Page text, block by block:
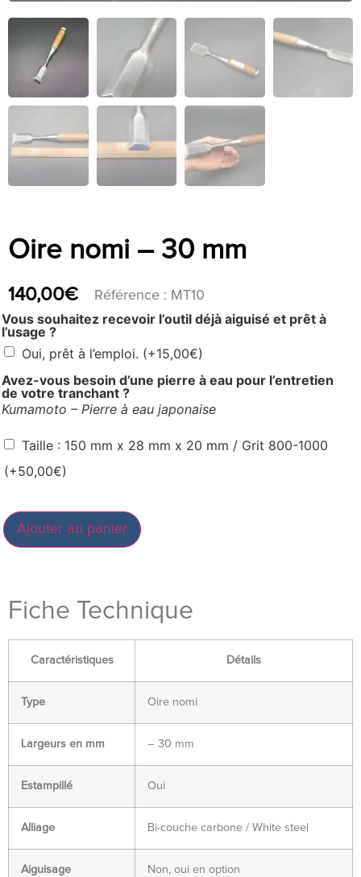
Oire nomi – 30 mm
140,00€ Référence : MT10
Vous souhaitez recevoir l’outil déjà aiguisé et prêt à
l’usage ?
Oui, prêt à l’emploi. (+15,00€)
Avez-vous besoin d’une pierre à eau pour l’entretien
de votre tranchant ?
Kumamoto – Pierre à eau japonaise
Taille : 150 mm x 28 mm x 20 mm / Grit 800-1000
(+50,00€)
Ajouter au panier
Fiche Technique
Caractéristiques Détails
Type Oire nomi
Largeurs en mm – 30 mm
Estampillé Oui
Alliage Bi-couche carbone / White steel
Aiguisage Non, oui en option